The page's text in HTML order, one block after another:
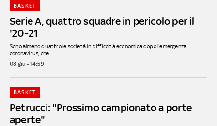
Serie A, quattro squadre in pericolo per il
'20-21
BASKET
Sono almeno quattro le società in difficoltà economica dopo l'emergenza
coronavirus, che...
08 giu - 14:59
Petrucci: "Prossimo campionato a porte
aperte"
BASKET